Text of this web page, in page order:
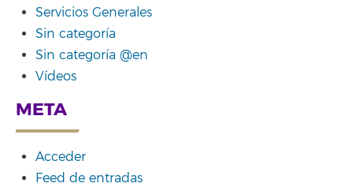
Servicios Generales
Sin categoría
Sin categoría @en
Vídeos
META
Acceder
Feed de entradas